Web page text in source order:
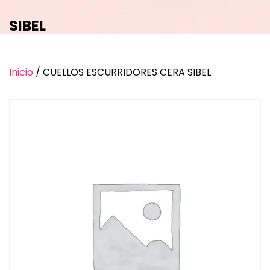
SIBEL
Inicio / CUELLOS ESCURRIDORES CERA SIBEL